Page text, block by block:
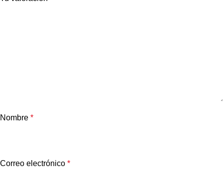
Nombre *
Correo electrónico *